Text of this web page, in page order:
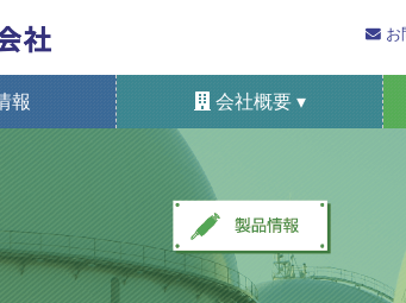
お
報 会社概要 ▾
SDGsへの取り組み
検知管法の歴史
国際規格の認証等
プライバシーポリシー